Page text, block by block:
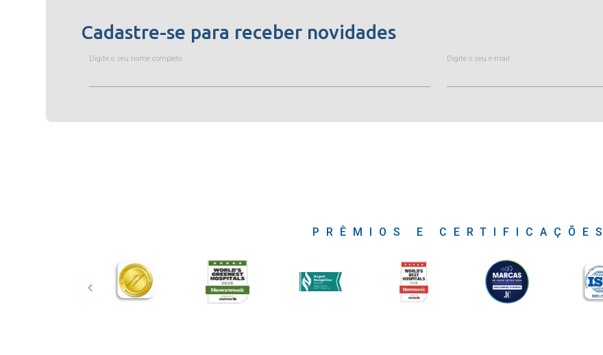
Cadastre-se para receber novidades
Digite o seu nome completo Digite o seu e-mail
PRÊMIOS E CERTIFICAÇÕES